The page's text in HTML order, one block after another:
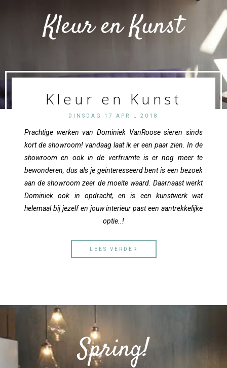
Kleur en Kunst
Kleur en Kunst
DINSDAG 17 APRIL 2018
Prachtige werken van Dominiek VanRoose sieren sinds
kort de showroom! vandaag laat ik er een paar zien. In de
showroom en ook in de verfruimte is er nog meer te
bewonderen, dus als je geinteresseerd bent is een bezoek
aan de showroom zeer de moeite waard. Daarnaast werkt
Dominiek ook in opdracht, en is een kunstwerk wat
helemaal bij jezelf en jouw interieur past een aantrekkelijke
optie..!
LEES VERDER
Spring!